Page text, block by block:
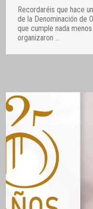
Recordaréis que hace
de la Denominación de
que cumple nada
organizaron …